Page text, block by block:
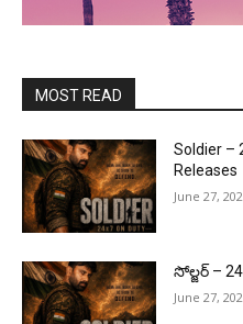
MOST READ
Soldier –
Releases
June 27,
సోల్జర్ –
June 27,